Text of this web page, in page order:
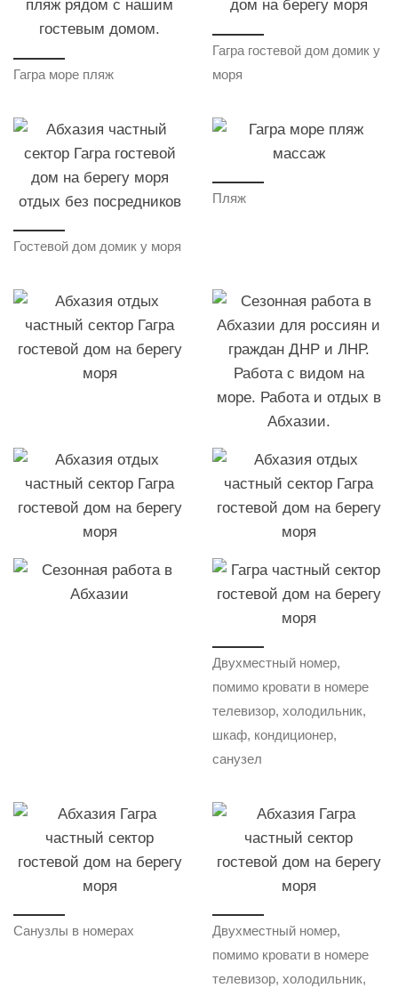
Гагра море пляж
Гагра гостевой дом домик у
моря
Гостевой дом домик у моря
Пляж
Двухместный номер,
помимо кровати в номере
телевизор, холодильник,
шкаф, кондиционер,
санузел
Санузлы в номерах
Двухместный номер,
помимо кровати в номере
телевизор, холодильник,